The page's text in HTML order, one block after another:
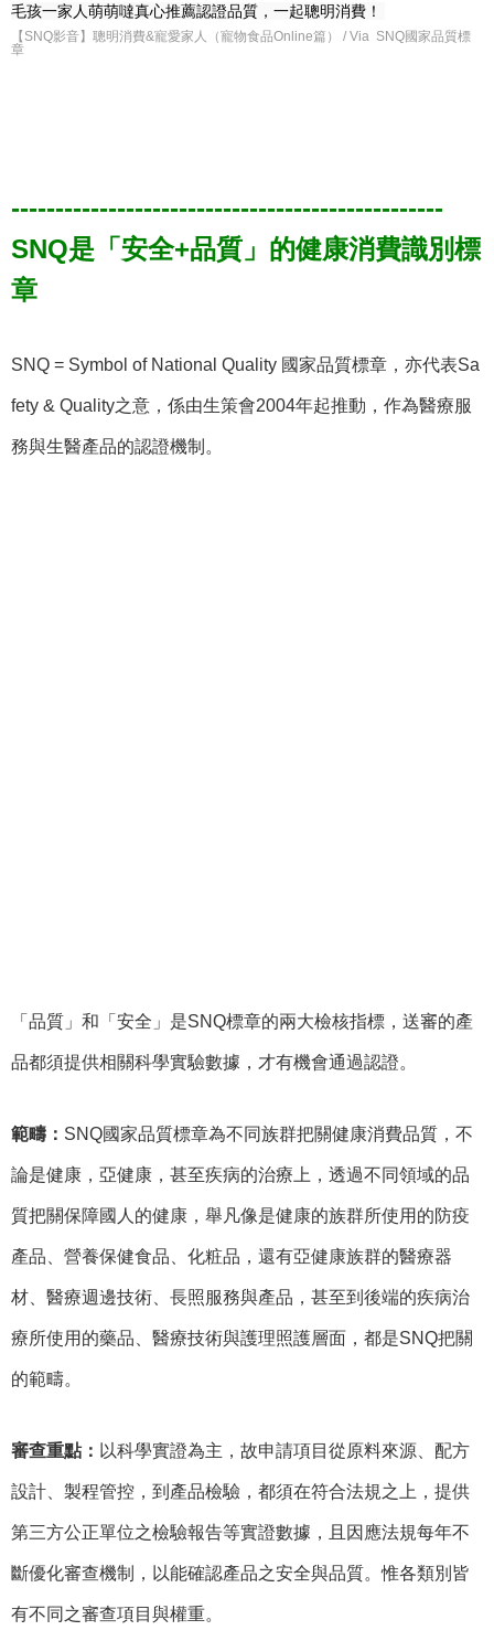
毛孩一家人萌萌噠真心推薦認證品質，一起聰明消費！
【SNQ影音】聰明消費&寵愛家人（寵物食品Online篇） / Via SNQ國家品質標
章
-------------------------------------------------
SNQ是「安全+品質」的健康消費識別標
章
SNQ = Symbol of National Quality 國家品質標章，亦代表Sa
fety & Quality之意，係由生策會2004年起推動，作為醫療服
務與生醫產品的認證機制。
「品質」和「安全」是SNQ標章的兩大檢核指標，送審的產
品都須提供相關科學實驗數據，才有機會通過認證。
範疇： SNQ國家品質標章為不同族群把關健康消費品質，不
論是健康，亞健康，甚至疾病的治療上，透過不同領域的品
質把關保障國人的健康，舉凡像是健康的族群所使用的防疫
產品、營養保健食品、化粧品，還有亞健康族群的醫療器
材、醫療週邊技術、長照服務與產品，甚至到後端的疾病治
療所使用的藥品、醫療技術與護理照護層面，都是SNQ把關
的範疇。
審查重點： 以科學實證為主，故申請項目從原料來源、配方
設計、製程管控，到產品檢驗，都須在符合法規之上，提供
第三方公正單位之檢驗報告等實證數據，且因應法規每年不
斷優化審查機制，以能確認產品之安全與品質。惟各類別皆
有不同之審查項目與權重。